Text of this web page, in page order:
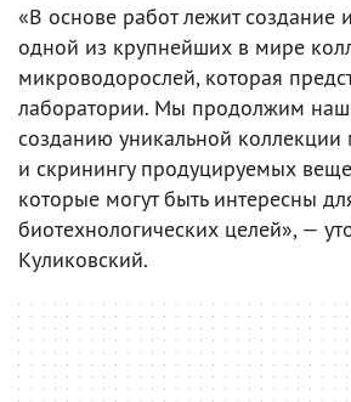
«В основе работ лежит создание
одной из крупнейших в мире
микроводорослей, которая
лаборатории. Мы продолжим
созданию уникальной
и скринингу продуцируемых
которые могут быть интересны
биотехнологических целей», —
Куликовский.